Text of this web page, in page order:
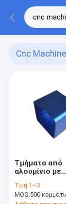
Cnc
Τμήματα από
αλουμίνιο με
Τιμή:1~3
MOQ:500